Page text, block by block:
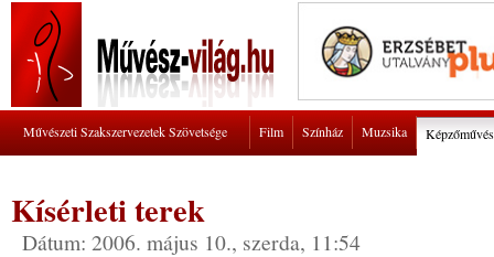
Művészeti Szakszervezetek Szövetsége Film Színház Muzsika
Kísérleti terek
Dátum: 2006. május 10., szerda, 11:54